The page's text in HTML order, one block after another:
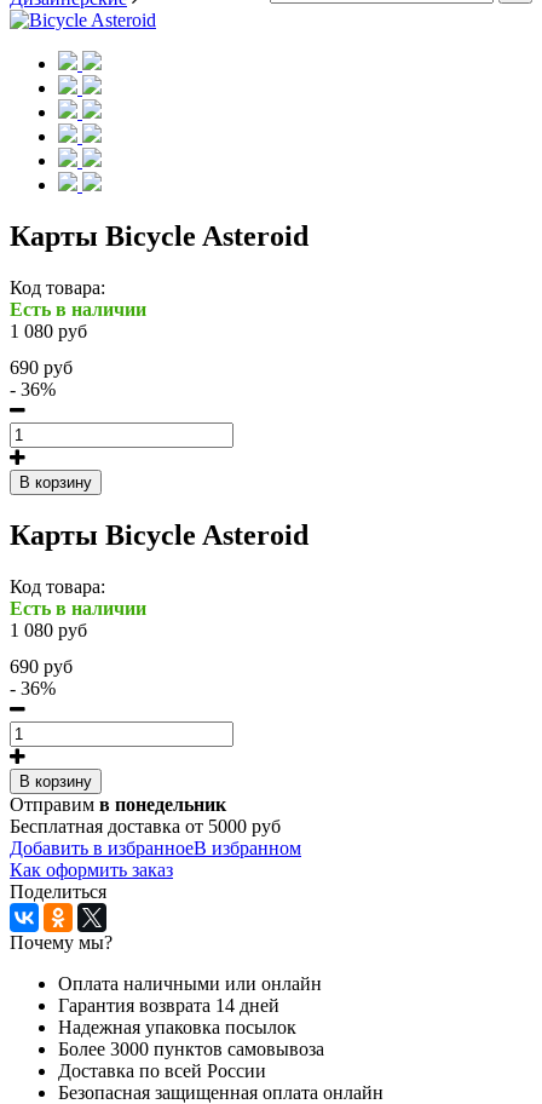
Карты Bicycle Asteroid
Код товара:
Есть в наличии
1 080 руб
690 руб
- 36%
В корзину
Карты Bicycle Asteroid
Код товара:
Есть в наличии
1 080 руб
690 руб
- 36%
В корзину
Отправим в понедельник
Бесплатная доставка от 5000 руб
Добавить в избранноеВ избранном
Как оформить заказ
Поделиться
Почему мы?
Оплата наличными или онлайн
Гарантия возврата 14 дней
Надежная упаковка посылок
Более 3000 пунктов самовывоза
Доставка по всей России
Безопасная защищенная оплата онлайн